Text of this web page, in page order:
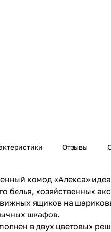
Отзывы
комод «Алекса»
белья, хозяйственных
ящиков на
шкафов.
в двух цветовых